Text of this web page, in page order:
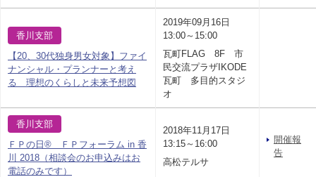
香川支部
【20、30代独身男女対象】ファイ
ナンシャル・プランナーと考え
る 理想のくらしと未来予想図
2019年09月16日
13:00～15:00
瓦町FLAG 8F 市
民交流プラザIKODE
瓦町 多目的スタジ
オ
香川支部
ＦＰの日® ＦＰフォーラム in 香
川 2018（相談会のお申込みはお
電話のみです）
2018年11月17日
13:15～16:00
高松テルサ
開催報
告